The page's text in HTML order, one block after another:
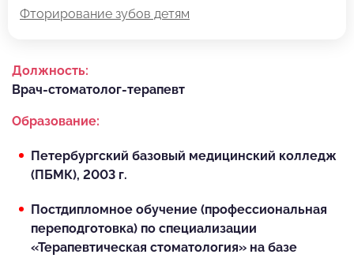
Фторирование зубов детям
Должность:
Врач-стоматолог-терапевт
Образование:
Петербургский базовый медицинский колледж
(ПБМК), 2003 г.
Постдипломное обучение (профессиональная
переподготовка) по специализации
«Терапевтическая стоматология» на базе